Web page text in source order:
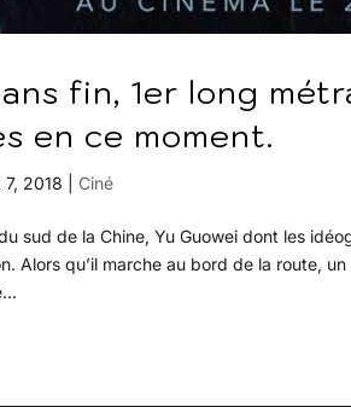
fin, 1er long
en ce moment.
7, 2018 Ciné
sud de la Chine, Yu Guowei dont les
Alors qu’il marche au bord de la route,